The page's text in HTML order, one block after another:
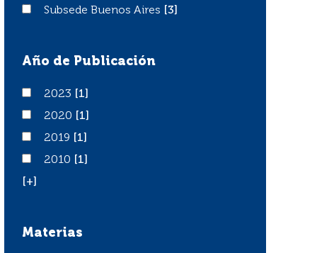
Subsede Buenos Aires
Subsede Buenos Aires [3]
Año de Publicación
20232023
[1]
20202020
[1]
20192019
[1]
20102010
[1]
[+]
Materias